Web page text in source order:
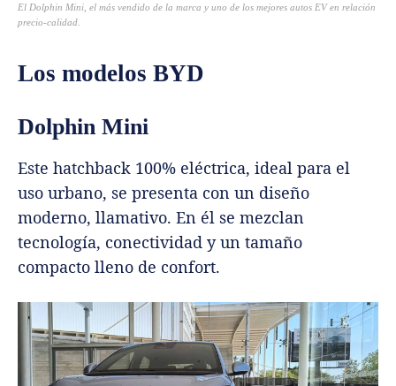
El Dolphin Mini, el más vendido de la marca y uno de los mejores autos EV en relación
precio-calidad.
Los modelos BYD
Dolphin Mini
Este hatchback 100% eléctrica, ideal para el
uso urbano, se presenta con un diseño
moderno, llamativo. En él se mezclan
tecnología, conectividad y un tamaño
compacto lleno de confort.